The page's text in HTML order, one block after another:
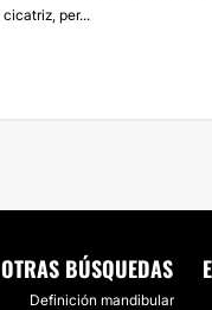
per...
OTRAS BÚSQUEDAS
Definición mandibular